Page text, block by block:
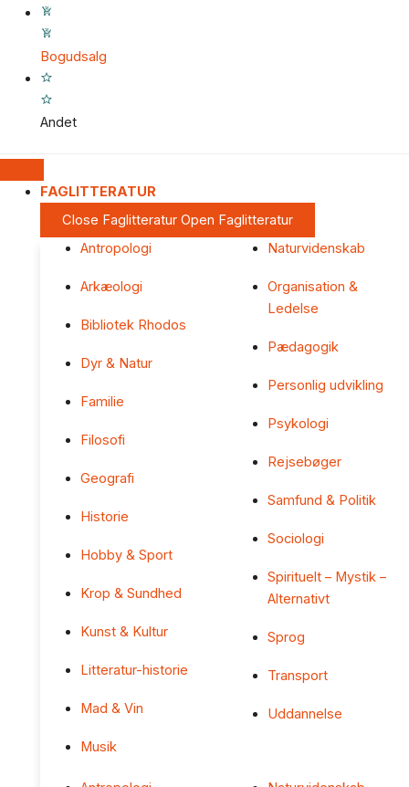
Bogudsalg
Andet
FAGLITTERATUR
Close Faglitteratur Open Faglitteratur
Antropologi
Arkæologi
Bibliotek Rhodos
Dyr & Natur
Familie
Filosofi
Geografi
Historie
Hobby & Sport
Krop & Sundhed
Kunst & Kultur
Litteratur-historie
Mad & Vin
Musik
Naturvidenskab
Organisation &
Ledelse
Pædagogik
Personlig udvikling
Psykologi
Rejsebøger
Samfund & Politik
Sociologi
Spirituelt – Mystik –
Alternativt
Sprog
Transport
Uddannelse